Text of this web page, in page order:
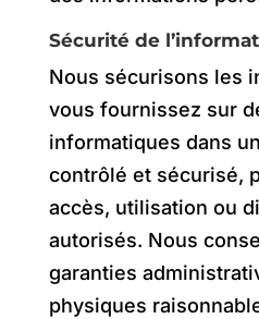
Sécurité de
Nous sécurisons les
vous fournissez sur
informatiques dans
contrôlé et sécurisé,
accès, utilisation ou
autorisés. Nous
garanties
physiques